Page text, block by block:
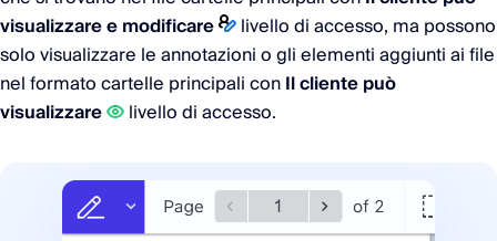
visualizzare e modificare
livello di accesso, ma possono
solo visualizzare le annotazioni o gli elementi aggiunti ai file
nel formato cartelle principali conIl cliente può
visualizzare
livello di accesso.